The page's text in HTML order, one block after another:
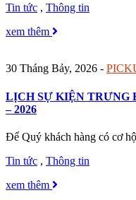
Tin tức , Thông tin
xem thêm
30 Tháng Bảy, 2026 -
LỊCH SỰ KIỆN TRƯNG
– 2026
Để Quý khách hàng có cơ
Tin tức , Thông tin
xem thêm